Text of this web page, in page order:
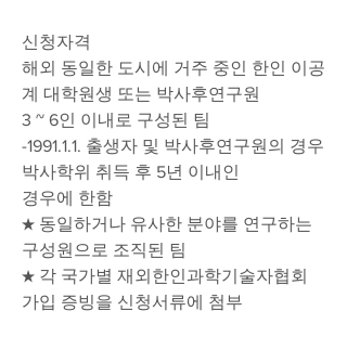
신청자격
해외 동일한 도시에 거주 중인 한인 이공
계 대학원생 또는 박사후연구원
3 ~ 6인 이내로 구성된 팀
-1991.1.1. 출생자 및 박사후연구원의 경우
박사학위 취득 후 5년 이내인
경우에 한함
★ 동일하거나 유사한 분야를 연구하는
구성원으로 조직된 팀
★ 각 국가별 재외한인과학기술자협회
가입 증빙을 신청서류에 첨부